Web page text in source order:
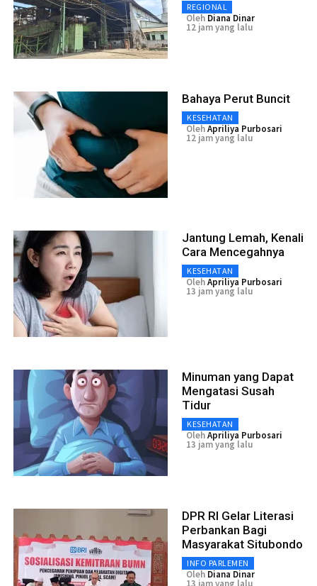
REGIONAL
Oleh Diana Dinar
12 jam yang lalu
Bahaya Perut Buncit
KESEHATAN
OlehApriliya Purbosari
12 jam yang lalu
Jantung Lemah, Kenali
Cara Mencegahnya
KESEHATAN
OlehApriliya Purbosari
13 jam yang lalu
Minuman yang Dapat
Mengatasi Susah
Tidur
KESEHATAN
OlehApriliya Purbosari
13 jam yang lalu
DPR RI Gelar Literasi
Perbankan Bagi
Masyarakat Situbondo
INFO PARLEMEN
Oleh Diana Dinar
13 jam yang lalu